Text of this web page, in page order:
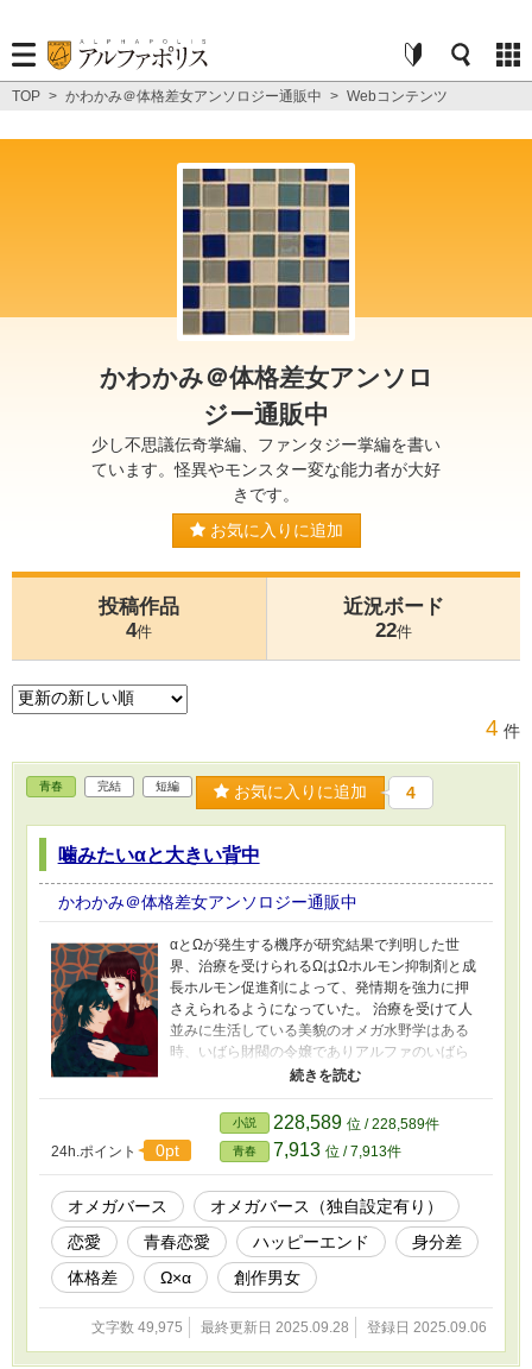
TOP > かわかみ＠体格差女アンソロジー通販中 > Webコンテンツ
かわかみ＠体格差女アンソロ
ジー通販中
少し不思議伝奇掌編、ファンタジー掌編を書い
ています。怪異やモンスター変な能力者が大好
きです。
お気に入りに追加
投稿作品
4件
近況ボード
22件
4 件
青春 完結 短編 お気に入りに追加 4
噛みたいαと大きい背中
かわかみ＠体格差女アンソロジー通販中
αとΩが発生する機序が研究結果で判明した世
界、治療を受けられるΩはΩホルモン抑制剤と成
長ホルモン促進剤によって、発情期を強力に押
さえられるようになっていた。 治療を受けて人
並みに生活している美貌のオメガ水野学はある
時、いばら財閥の令嬢でありアルファのいばら
照(てり)とご学友になることになる。 場面緘黙
る学だったが、あることをきっかけに心を通わ
せることになり……？
24h.ポイント
0pt
小説 228,589 位 / 228,589件
青春 7,913 位 / 7,913件
オメガバース
オメガバース（独自設定有り）
恋愛
青春恋愛 ハッピーエンド
身分差
体格差
Ω×α 創作男女
文字数 49,975 最終更新日 2025.09.28 登録日 2025.09.06